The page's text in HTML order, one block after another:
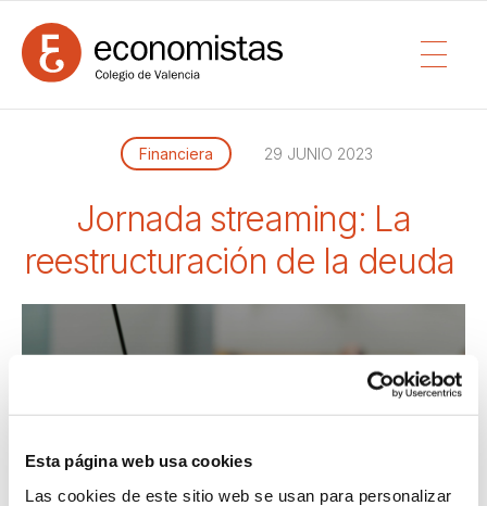
Esta página web usa cookies
Las cookies de este sitio web se usan para personalizar
Financiera 29 JUNIO 2023
Jornada streaming: La
reestructuración de la deuda